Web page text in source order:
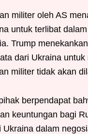
militer oleh AS
untuk terlibat
Trump
dari Ukraina untuk
militer tidak akan
berpendapat
keuntungan bagi
Ukraina dalam